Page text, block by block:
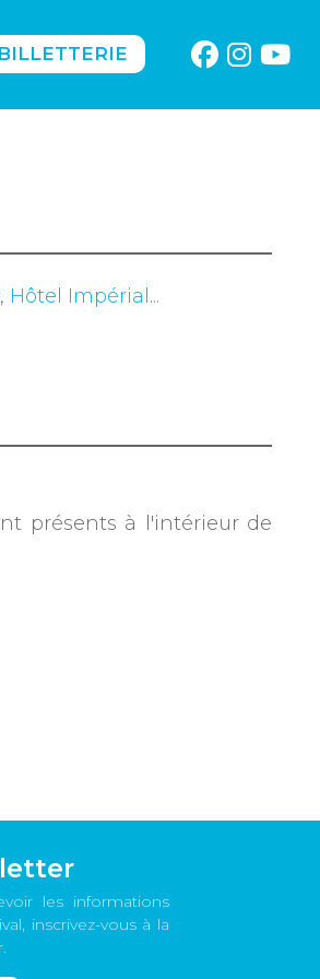
BILLETTERIE
, Hôtel Impérial ...
présents à l'intérieur de
les informations
inscrivez-vous à la